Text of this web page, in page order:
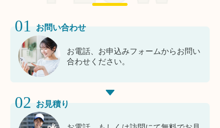
01 お問い合わせ
お電話、お申込みフォームからお問い
合わせください。
02 お見積り